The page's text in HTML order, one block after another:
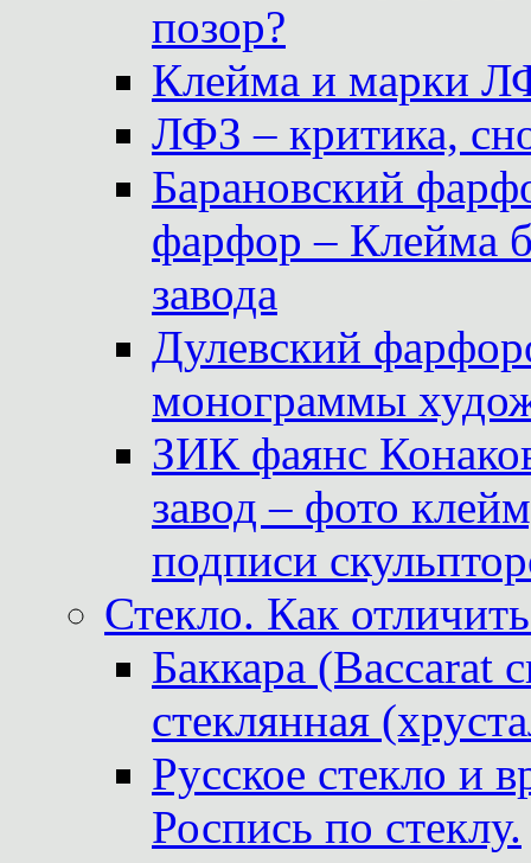
позор?
Клейма и марки
ЛФЗ – критика,
Барановский
фарфор – Клейма
завода
Дулевский
монограммы
ЗИК фаянс
завод – фото
подписи
Стекло. Как
Баккара (Baccarat
стеклянная
Русское стекло и
Роспись по стеклу.